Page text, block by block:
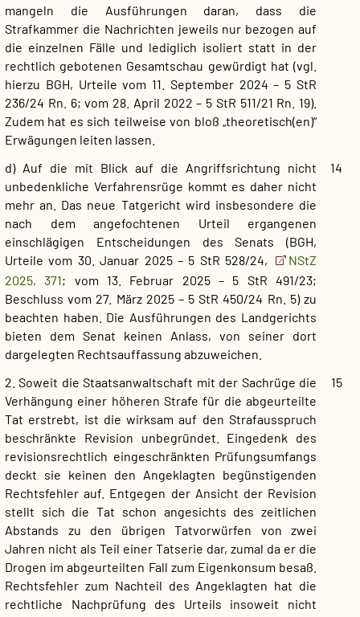
mangeln die Ausführungen daran, dass die
Strafkammer die Nachrichten jeweils nur bezogen auf
die einzelnen Fälle und lediglich isoliert statt in der
rechtlich gebotenen Gesamtschau gewürdigt hat (vgl.
hierzu BGH, Urteile vom 11. September 2024 – 5 StR
236/24 Rn. 6; vom 28. April 2022 – 5 StR 511/21 Rn. 19).
Zudem hat es sich teilweise von bloß „theoretisch(en)“
Erwägungen leiten lassen.
14
d) Auf die mit Blick auf die Angriffsrichtung nicht
unbedenkliche Verfahrensrüge kommt es daher nicht
mehr an. Das neue Tatgericht wird insbesondere die
nach dem angefochtenen Urteil ergangenen
einschlägigen Entscheidungen des Senats (BGH,
Urteile vom 30. Januar 2025 – 5 StR 528/24,
NStZ
2025, 371; vom 13. Februar 2025 – 5 StR 491/23;
Beschluss vom 27. März 2025 – 5 StR 450/24 Rn. 5) zu
beachten haben. Die Ausführungen des Landgerichts
bieten dem Senat keinen Anlass, von seiner dort
dargelegten Rechtsauffassung abzuweichen.
15
2. Soweit die Staatsanwaltschaft mit der Sachrüge die
Verhängung einer höheren Strafe für die abgeurteilte
Tat erstrebt, ist die wirksam auf den Strafausspruch
beschränkte Revision unbegründet. Eingedenk des
revisionsrechtlich eingeschränkten Prüfungsumfangs
deckt sie keinen den Angeklagten begünstigenden
Rechtsfehler auf. Entgegen der Ansicht der Revision
stellt sich die Tat schon angesichts des zeitlichen
Abstands zu den übrigen Tatvorwürfen von zwei
Jahren nicht als Teil einer Tatserie dar, zumal da er die
Drogen im abgeurteilten Fall zum Eigenkonsum besaß.
Rechtsfehler zum Nachteil des Angeklagten hat die
rechtliche Nachprüfung des Urteils insoweit nicht